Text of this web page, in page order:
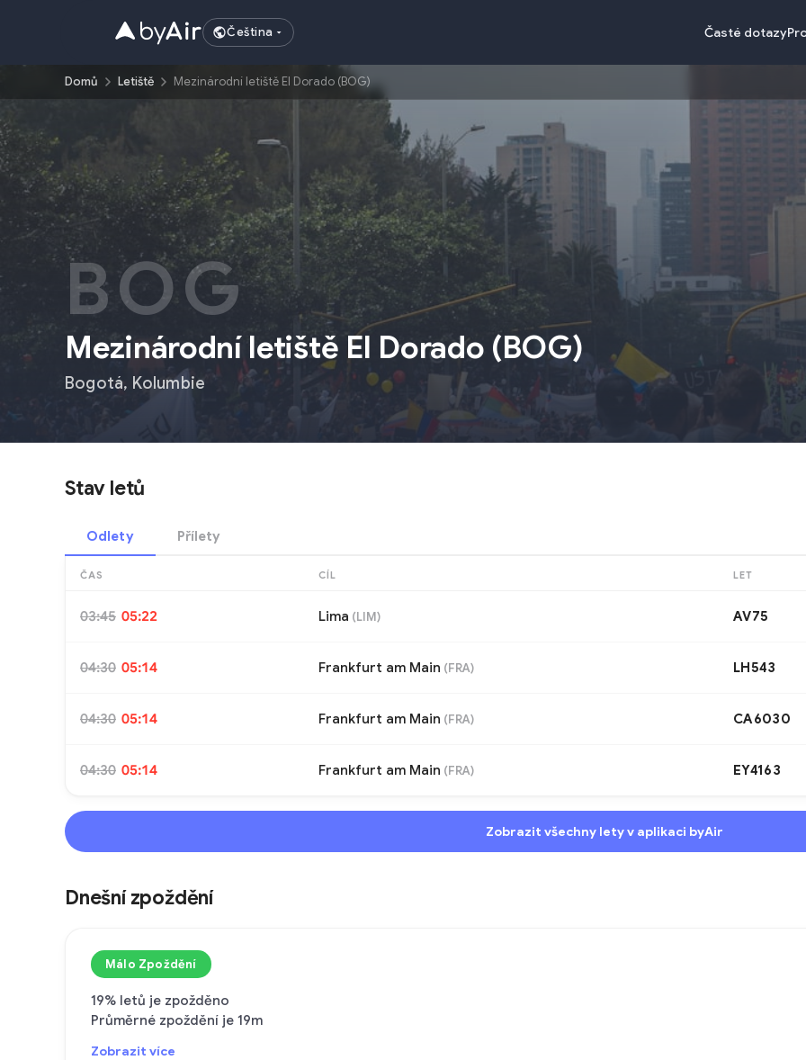
Čeština Časté dotazy
Domů Letiště Mezinárodní letiště El Dorado (BOG)
BOG
Mezinárodní letiště El Dorado (BOG)
Bogotá, Kolumbie
Stav letů
Odlety Přílety
ČAS CÍL LET
03:45 05:22 Lima (LIM) AV75
04:30 05:14 Frankfurt am Main (FRA) LH543
04:30 05:14 Frankfurt am Main (FRA) CA6030
04:30 05:14 Frankfurt am Main (FRA) EY4163
Zobrazit všechny lety v aplikaci byAir
Dnešní zpoždění
Málo Zpoždění
19% letů je zpožděno
Průměrné zpoždění je 19m
Zobrazit více